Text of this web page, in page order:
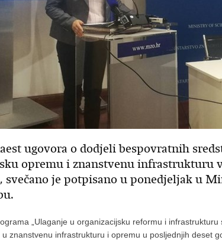
ugovora o dodjeli bespovratnih
opremu i znanstvenu infrastrukturu
svečano je potpisano u ponedjeljak u
„Ulaganje u organizacijsku reformu i
znanstvenu infrastrukturu i opremu u posljednjih deset